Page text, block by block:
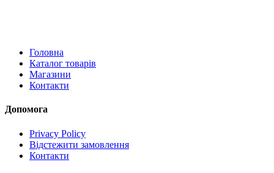
Головна
Каталог товарів
Магазини
Контакти
Допомога
Privacy Policy
Відстежити замовлення
Контакти